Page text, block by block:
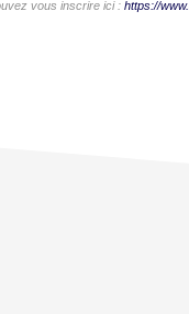
vous inscrire ici : https://